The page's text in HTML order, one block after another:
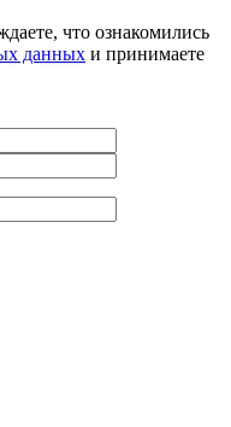
что ознакомились
данных и принимаете